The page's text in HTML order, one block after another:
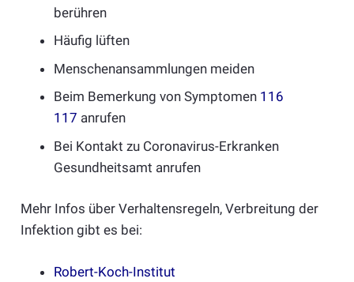
berühren
Häufig lüften
Menschenansammlungen meiden
Beim Bemerkung von Symptomen 116
117 anrufen
Bei Kontakt zu Coronavirus-Erkranken
Gesundheitsamt anrufen
Mehr Infos über Verhaltensregeln, Verbreitung der
Infektion gibt es bei:
Robert-Koch-Institut